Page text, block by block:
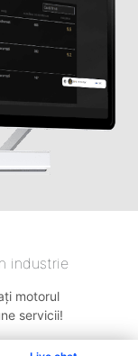
industrie
motorul
servicii!